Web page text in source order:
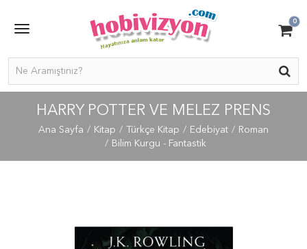
0
HARRY POTTER VE MELEZ PRENS
Ana Sayfa Kitap Türkçe Kitap Edebiyat
Roman
Bilim Kurgu - Fantastik